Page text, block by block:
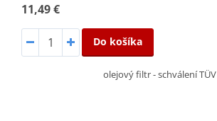
11,49 €
Do košíka
olejový filtr - schválení TÜV